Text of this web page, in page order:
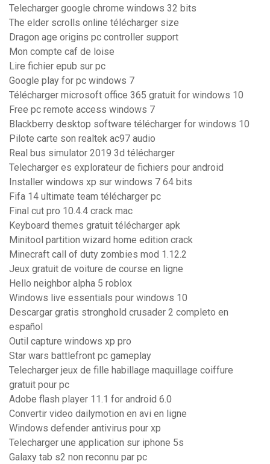
Telecharger google chrome windows 32 bits
The elder scrolls online télécharger size
Dragon age origins pc controller support
Mon compte caf de loise
Lire fichier epub sur pc
Google play for pc windows 7
Télécharger microsoft office 365 gratuit for windows 10
Free pc remote access windows 7
Blackberry desktop software télécharger for windows 10
Pilote carte son realtek ac97 audio
Real bus simulator 2019 3d télécharger
Telecharger es explorateur de fichiers pour android
Installer windows xp sur windows 7 64 bits
Fifa 14 ultimate team télécharger pc
Final cut pro 10.4.4 crack mac
Keyboard themes gratuit télécharger apk
Minitool partition wizard home edition crack
Minecraft call of duty zombies mod 1.12.2
Jeux gratuit de voiture de course en ligne
Hello neighbor alpha 5 roblox
Windows live essentials pour windows 10
Descargar gratis stronghold crusader 2 completo en
español
Outil capture windows xp pro
Star wars battlefront pc gameplay
Telecharger jeux de fille habillage maquillage coiffure
gratuit pour pc
Adobe flash player 11.1 for android 6.0
Convertir video dailymotion en avi en ligne
Windows defender antivirus pour xp
Telecharger une application sur iphone 5s
Galaxy tab s2 non reconnu par pc